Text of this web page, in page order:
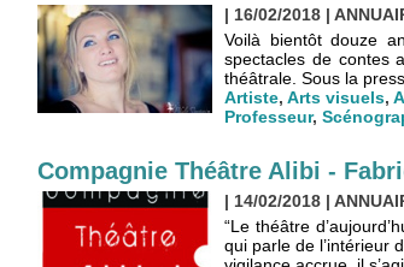
| 16/02/2018 |
Voilà bientôt douze
spectacles de contes
théâtrale. Sous la
Artiste, Arts visuels,
Professeur,
Compagnie Théâtre Alibi -
| 14/02/2018 |
“Le théâtre
qui parle de l’intérieur